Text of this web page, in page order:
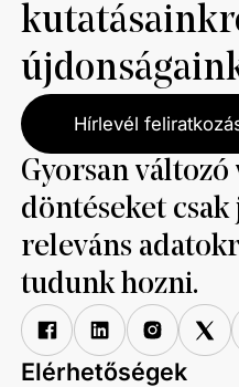
Hírlevél
Gyorsan
döntéseket csak
releváns
tudunk hozni.
Elérhetőségek